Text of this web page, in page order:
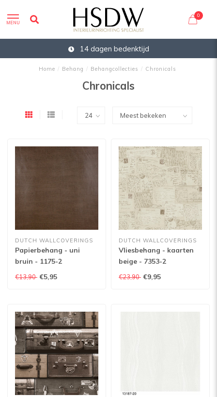
MENU
0
14 dagen bedenktijd
Home / Behang / Behangcollecties / Chronicals
Chronicals
DUTCH WALLCOVERINGS
Papierbehang - uni
bruin - 1175-2
€13,90 €5,95
DUTCH WALLCOVERINGS
Vliesbehang - kaarten
beige - 7353-2
€23,90 €9,95